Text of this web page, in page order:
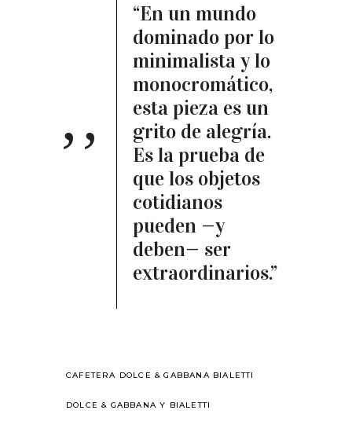
“En un mundo
dominado por lo
minimalista y lo
monocromático,
esta pieza es un
grito de alegría.
Es la prueba de
que los objetos
cotidianos
pueden —y
deben— ser
extraordinarios.”
CAFETERA DOLCE & GABBANA BIALETTI
DOLCE & GABBANA Y BIALETTI